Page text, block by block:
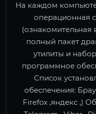
На каждом
операционная
(ознакомительная
полный пакет
утилиты и
программное
Список
обеспечения:
Firefox ,яндекс ,)